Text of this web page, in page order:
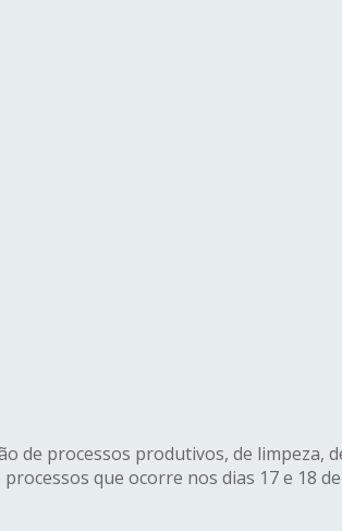
de processos produtivos, de limpeza,
que ocorre nos dias 17 e 18